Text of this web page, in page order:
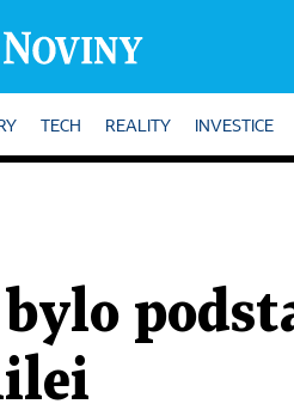
TECH REALITY INVESTICE
bylo